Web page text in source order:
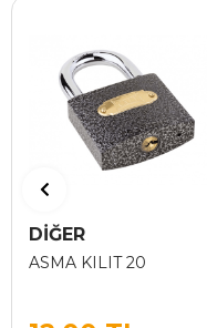
DİĞER
ASMA KILIT 20